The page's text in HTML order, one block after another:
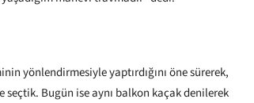
yönlendirmesiyle yaptırdığını öne sürerek,
Bugün ise aynı balkon kaçak denilerek